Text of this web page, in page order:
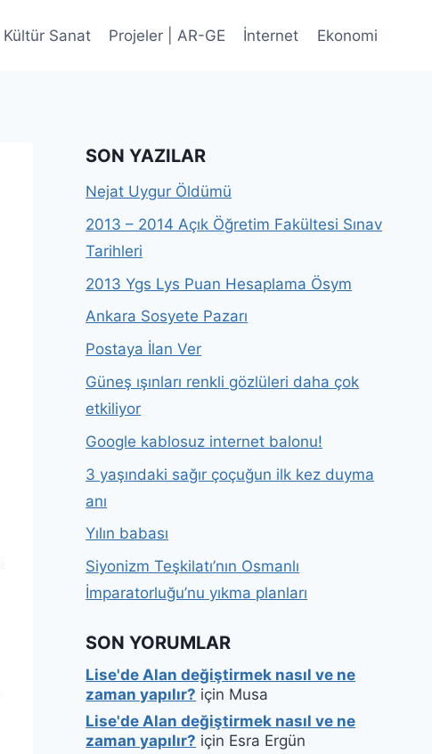
Kültür Sanat Projeler | AR-GE İnternet Ekonomi
SON YAZILAR
Nejat Uygur Öldümü
2013 – 2014 Açık Öğretim Fakültesi Sınav
Tarihleri
2013 Ygs Lys Puan Hesaplama Ösym
Ankara Sosyete Pazarı
Postaya İlan Ver
Güneş ışınları renkli gözlüleri daha çok
etkiliyor
Google kablosuz internet balonu!
3 yaşındaki sağır çoçuğun ilk kez duyma
anı
Yılın babası
Siyonizm Teşkilatı’nın Osmanlı
İmparatorluğu’nu yıkma planları
SON YORUMLAR
Lise'de Alan değiştirmek nasıl ve ne
zaman yapılır? için Musa
Lise'de Alan değiştirmek nasıl ve ne
zaman yapılır? için Esra Ergün